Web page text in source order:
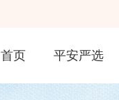
首页 平安严选